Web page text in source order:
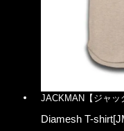
JACKMAN【ジャッ
Diamesh T-